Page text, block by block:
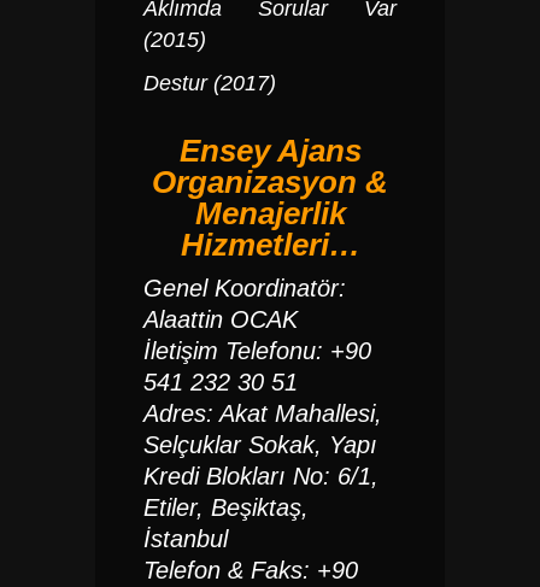
Aklımda Sorular Var
(2015)
Destur (2017)
Ensey Ajans
Organizasyon &
Menajerlik
Hizmetleri…
Genel Koordinatör:
Alaattin OCAK
İletişim Telefonu: +90
541 232 30 51
Adres: Akat Mahallesi,
Selçuklar Sokak, Yapı
Kredi Blokları No: 6/1,
Etiler, Beşiktaş,
İstanbul
Telefon & Faks: +90